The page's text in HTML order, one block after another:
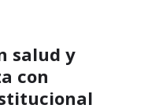
salud y
con